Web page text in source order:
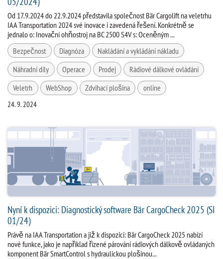
Od 17.9.2024 do 22.9.2024 představila společnost Bär Cargolift na veletrhu
IAA Transportation 2024 své inovace i zavedená řešení. Konkrétně se
jednalo o: Inovační ohňostroj na BC 2500 S4V s: Oceněným ...
Bezpečnost
Diagnóza
Nakládání a vykládání nákladu
Náhradní díly
Operace Prodej
Rádiové dálkové ovládání
Veletrh
WebShop Zdvihací plošina online
24. 9. 2024
Nyní k dispozici: Diagnostický software Bär CargoCheck 2025 (SI
01/24)
Právě na IAA Transportation a již k dispozici: Bär CargoCheck 2025 nabízí
nové funkce, jako je například řízené párování rádiových dálkově ovládaných
komponent Bär SmartControl s hydraulickou plošinou...